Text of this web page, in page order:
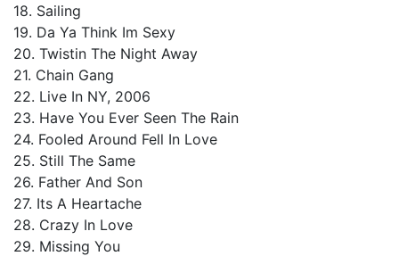
18. Sailing
19. Da Ya Think Im Sexy
20. Twistin The Night Away
21. Chain Gang
22. Live In NY, 2006
23. Have You Ever Seen The Rain
24. Fooled Around Fell In Love
25. Still The Same
26. Father And Son
27. Its A Heartache
28. Crazy In Love
29. Missing You